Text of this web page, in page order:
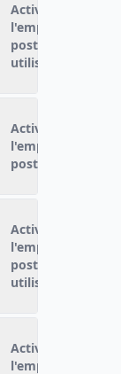
Activité
l'emploi principal
postes).
utilisateur
Activité
l'emploi principal
postes)
Activité
l'emploi principal
postes).
utilisateur
Activité
l'emploi principal